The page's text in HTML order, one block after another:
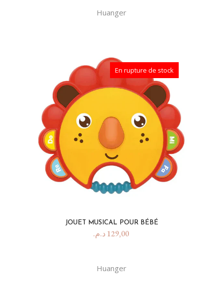
Huanger
En rupture de stock
JOUET MUSICAL POUR BÉBÉ
129,00 د.م.
Huanger